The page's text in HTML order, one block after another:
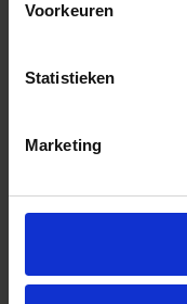
Voorkeuren
Statistieken
Marketing